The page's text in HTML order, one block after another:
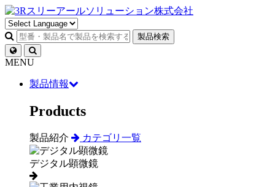
製品検索
MENU
製品情報
Products
製品紹介 カテゴリ一覧
デジタル顕微鏡